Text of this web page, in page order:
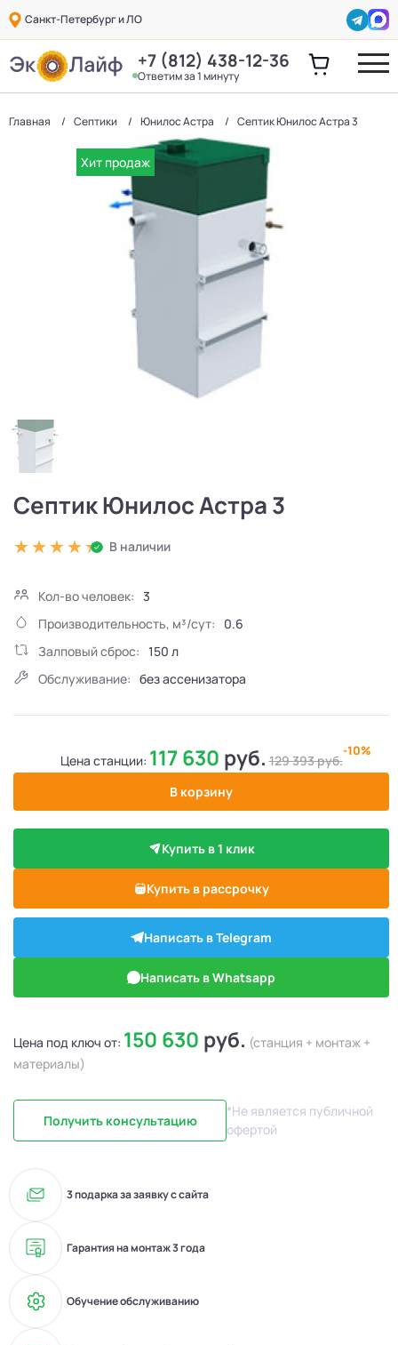
Санкт-Петербург и ЛО
+7 (812) 438-12-36
Ответим за 1 минуту
Главная Септики Юнилос Астра Септик Юнилос Астра 3
Хит продаж
Септик Юнилос Астра 3
В наличии
Кол-во человек: 3
Производительность, м³/сут:
0.6
Залповый сброс: 150 л
Обслуживание: без ассенизатора
Цена станции: 117 630 руб. 129 393руб.
-10%
В корзину
Купить в 1 клик
Купить в рассрочку
Написать в Telegram
Написать в Whatsapp
Цена под ключ от: 150 630 руб. (станция + монтаж +
материалы)
Получить консультацию
*Не является публичной
офертой
3 подарка за заявку с сайта
Гарантия на монтаж 3 года
Обучение обслуживанию